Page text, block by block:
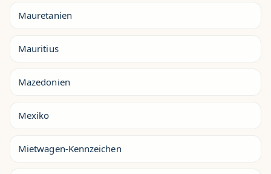
Mauretanien
Mauritius
Mazedonien
Mexiko
Mietwagen-Kennzeichen